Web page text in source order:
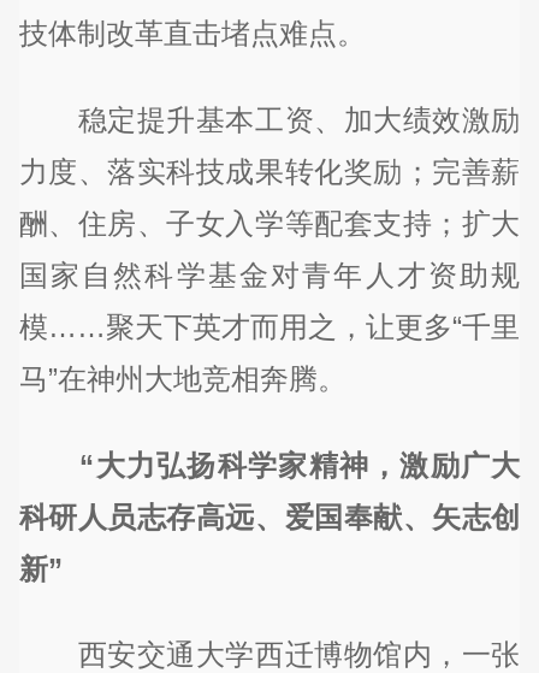
技体制改革直击堵点难点。
稳定提升基本工资、加大绩效激励
力度、落实科技成果转化奖励；完善薪
酬、住房、子女入学等配套支持；扩大
国家自然科学基金对青年人才资助规
模……聚天下英才而用之，让更多“千里
马”在神州大地竞相奔腾。
“大力弘扬科学家精神，激励广大
科研人员志存高远、爱国奉献、矢志创
新”
西安交通大学西迁博物馆内，一张